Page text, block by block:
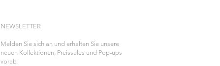
NEWSLETTER
Melden Sie sich an und erhalten Sie unsere
neuen Kollektionen, Preissales und Pop-ups
vorab!